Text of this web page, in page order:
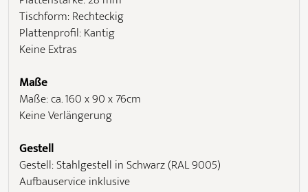
Tischform: Rechteckig
Plattenprofil: Kantig
Keine Extras
Maße
Maße: ca. 160 x 90 x 76cm
Keine Verlängerung
Gestell
Gestell: Stahlgestell in Schwarz (RAL 9005)
Aufbauservice inklusive